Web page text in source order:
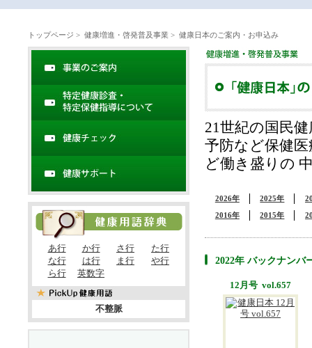
トップページ > 健康増進・啓発普及事業 > 健康日本のご案内・お申込み
あ行 か行 さ行
た行
な行
は行 ま行
や行
ら行
英数字
不整脈
21世紀の国民
予防など保健
ど働き盛りの
2026年 2025年
2016年
2015年
2022年 バックナンバ
12月号 vol.657